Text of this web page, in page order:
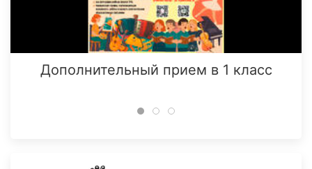
Дополнительный прием в 1 класс